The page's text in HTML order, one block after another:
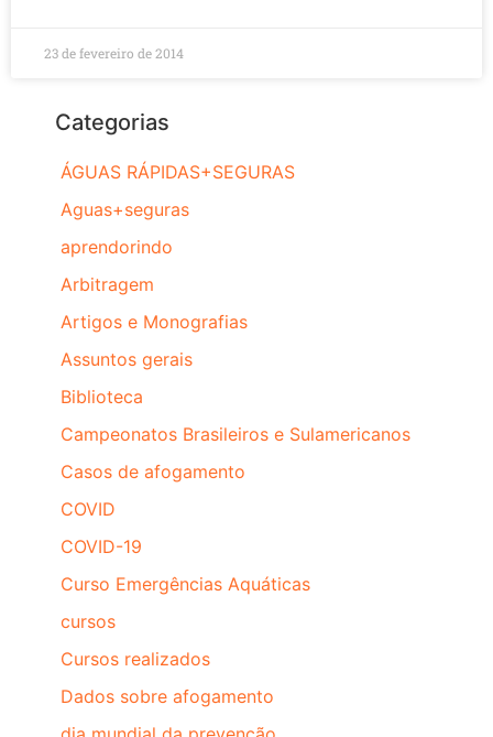
23 de fevereiro de 2014
Categorias
ÁGUAS RÁPIDAS+SEGURAS
Aguas+seguras
aprendorindo
Arbitragem
Artigos e Monografias
Assuntos gerais
Biblioteca
Campeonatos Brasileiros e Sulamericanos
Casos de afogamento
COVID
COVID-19
Curso Emergências Aquáticas
cursos
Cursos realizados
Dados sobre afogamento